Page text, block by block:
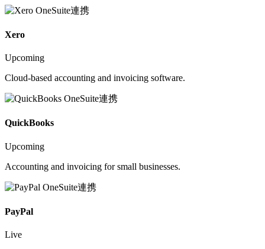
Xero
Upcoming
Cloud-based accounting and invoicing software.
QuickBooks
Upcoming
Accounting and invoicing for small businesses.
PayPal
Live